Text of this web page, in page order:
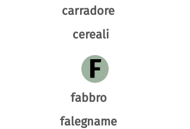
carradore
cereali
F
fabbro
falegname